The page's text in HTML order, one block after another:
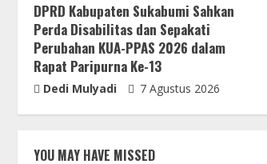
DPRD Kabupaten Sukabumi Sahkan
Perda Disabilitas dan Sepakati
Perubahan KUA-PPAS 2026 dalam
Rapat Paripurna Ke-13
Dedi Mulyadi 7 Agustus 2026
YOU MAY HAVE MISSED